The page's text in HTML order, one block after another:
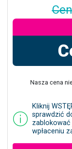
Nasza cena
Kliknij
sprawdzić
zablokować
wpłaceniu